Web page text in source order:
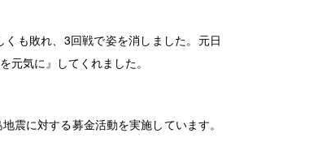
も敗れ、3回戦で姿を消しました。元日
気に』してくれました。
震に対する募金活動を実施しています。